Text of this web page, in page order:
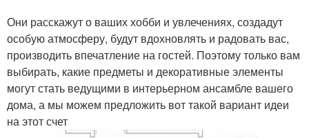
Они расскажут о ваших хобби и увлечениях, создадут
особую атмосферу, будут вдохновлять и радовать вас,
производить впечатление на гостей. Поэтому только вам
выбирать, какие предметы и декоративные элементы
могут стать ведущими в интерьерном ансамбле вашего
дома, а мы можем предложить вот такой вариант идеи
на этот счет